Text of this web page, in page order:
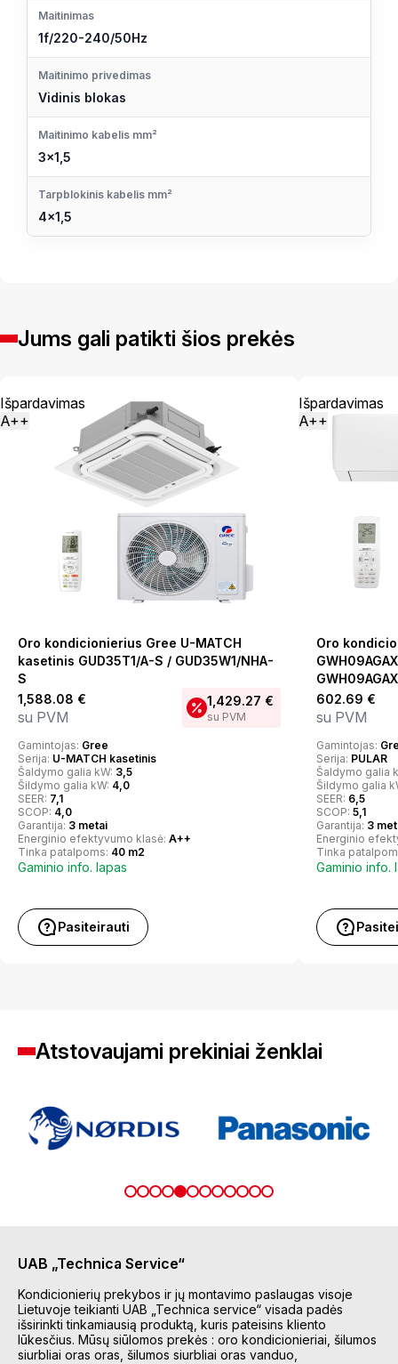
Maitinimas
1f/220-240/50Hz
Maitinimo privedimas
Vidinis blokas
Maitinimo kabelis mm²
3×1,5
Tarpblokinis kabelis mm²
4×1,5
Jums gali patikti šios prekės
Išpardavimas
A++
Oro kondicionierius Gree U-MATCH
kasetinis GUD35T1/A-S / GUD35W1/NHA-
S
1,588.08 €
su PVM
1,429.27 €
su PVM
Gamintojas: Gree
Serija: U-MATCH kasetinis
Šaldymo galia kW: 3,5
Šildymo galia kW: 4,0
SEER: 7,1
SCOP: 4,0
Garantija: 3 metai
Energinio efektyvumo klasė: A++
Tinka patalpoms: 40 m2
Gaminio info. lapas
Pasiteirauti
Išpardavimas
A++
Oro
602.69 €
su PVM
Gamintojas:
Serija: PULAR
Šaldymo galia
Šildymo galia
SEER: 6,5
SCOP: 5,1
Garantija: 3
Energinio
Tinka
Gaminio info.
Atstovaujami prekiniai ženklai
UAB „Technica Service“
Kondicionierių prekybos ir jų montavimo paslaugas visoje
Lietuvoje teikianti UAB „Technica service“ visada padės
išsirinkti tinkamiausią produktą, kuris pateisins kliento
lūkesčius. Mūsų siūlomos prekės : oro kondicionieriai, šilumos
siurbliai oras oras, šilumos siurbliai oras vanduo,